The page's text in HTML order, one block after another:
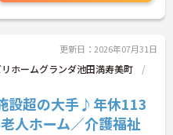
更新日：2026年07月31日
ホームグランダ池田満寿美町
設超の大手♪年休113
人ホーム／介護福祉